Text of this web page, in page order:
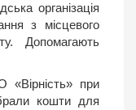
організація
з місцевого
Допомагають
«Вірність» при
кошти для